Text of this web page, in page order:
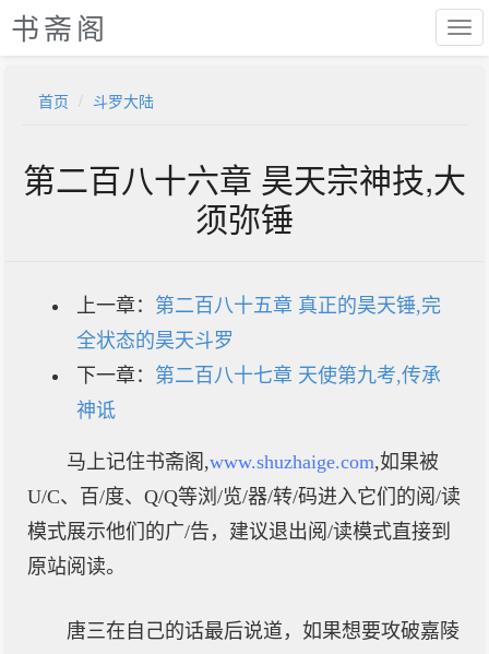
书斋阁
首页 斗罗大陆
第二百八十六章 昊天宗神技,大
须弥锤
上一章： 第二百八十五章 真正的昊天锤,完
全状态的昊天斗罗
下一章： 第二百八十七章 天使第九考,传承
神诋
马上记住书斋阁,www.shuzhaige.com,如果被
U/C、百/度、Q/Q等浏/览/器/转/码进入它们的阅/读
模式展示他们的广/告，建议退出阅/读模式直接到
原站阅读。
唐三在自己的话最后说道，如果想要攻破嘉陵